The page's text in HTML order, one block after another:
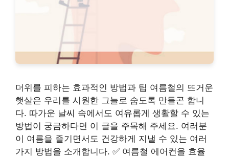
더위를 피하는 효과적인 방법과 팁 여름철의 뜨거운
햇살은 우리를 시원한 그늘로 숨도록 만들곤 합니
다. 따가운 날씨 속에서도 여유롭게 생활할 수 있는
방법이 궁금하다면 이 글을 주목해 주세요. 여러분
이 여름을 즐기면서도 건강하게 지낼 수 있는 여러
가지 방법을 소개합니다. ✅ 여름철 에어컨을 효율